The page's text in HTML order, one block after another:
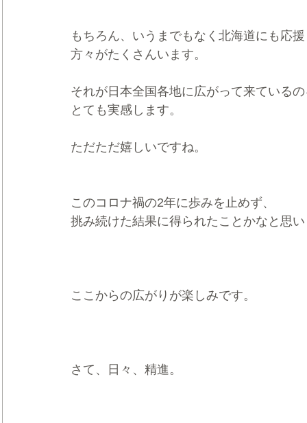
もちろん、いうまでもなく北海道にも応
方々がたくさんいます。
それが日本全国各地に広がって来ている
とても実感します。
ただただ嬉しいですね。
このコロナ禍の2年に歩みを止めず、
挑み続けた結果に得られたことかなと思
ここからの広がりが楽しみです。
さて、日々、精進。